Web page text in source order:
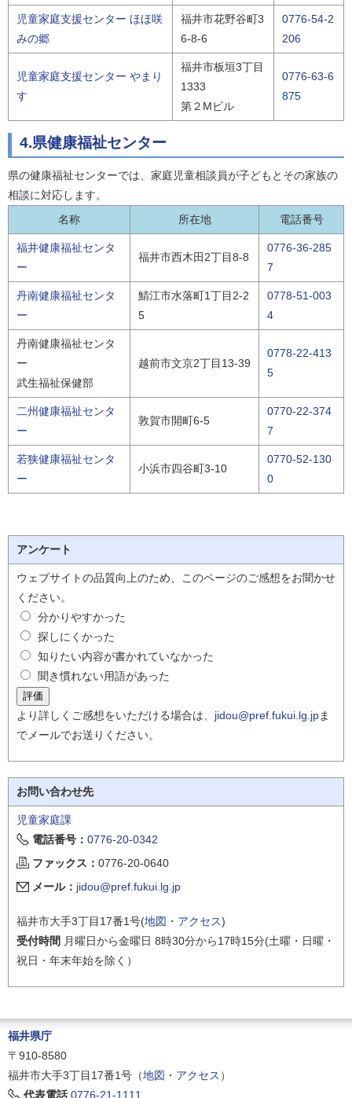
児童家庭支援センター ほほ咲
みの郷
福井市花野谷町3
6-8-6
0776-54-2
206
児童家庭支援センター やまり
す
福井市板垣3丁目
1333
第２Mビル
0776-63-6
875
4.県健康福祉センター
県の健康福祉センターでは、家庭児童相談員が子どもとその家族の
相談に対応します。
名称
所在地 電話番号
福井健康福祉センタ
ー
福井市西木田2丁目8-8
0776-36-285
7
丹南健康福祉センタ
ー
鯖江市水落町1丁目2-2
5
0778-51-003
4
丹南健康福祉センタ
ー
武生福祉保健部
越前市文京2丁目13-39
0778-22-413
5
二州健康福祉センタ
ー
敦賀市開町6-5
0770-22-374
7
若狭健康福祉センタ
ー
小浜市四谷町3-10
0770-52-130
0
アンケート
ウェブサイトの品質向上のため、このページのご感想をお聞かせ
ください。
分かりやすかった
探しにくかった
知りたい内容が書かれていなかった
聞き慣れない用語があった
より詳しくご感想をいただける場合は、 jidou@pref.fukui.lg.jpま
でメールでお送りください。
お問い合わせ先
児童家庭課
電話番号： 0776-20-0342
ファックス： 0776-20-0640
メール： jidou@pref.fukui.lg.jp
福井市大手3丁目17番1号(地図・アクセス)
受付時間 月曜日から金曜日 8時30分から17時15分(土曜・日曜・
祝日・年末年始を除く）
福井県庁
〒910-8580
福井市大手3丁目17番1号（地図・アクセス ）
代表電話 0776-21-1111